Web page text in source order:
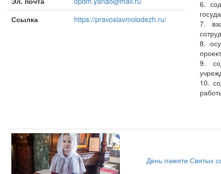
Ссылка
https://pravoslavmolodezh.ru/
6.
7.
8.
9.
10.
День памяти Святых